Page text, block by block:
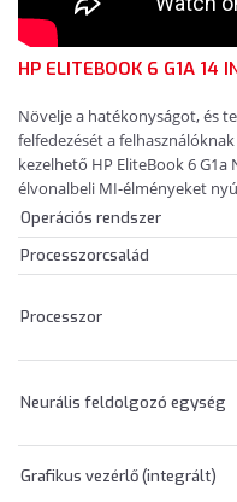
HP ELITEBOOK 6 G1A 14
Növelje a hatékonyságot, és
felfedezését a
kezelhető HP EliteBook 6
élvonalbeli MI-élményeket
Operációs rendszer
Processzorcsalád
Processzor
Neurális feldolgozó egység
Grafikus vezérlő (integrált)